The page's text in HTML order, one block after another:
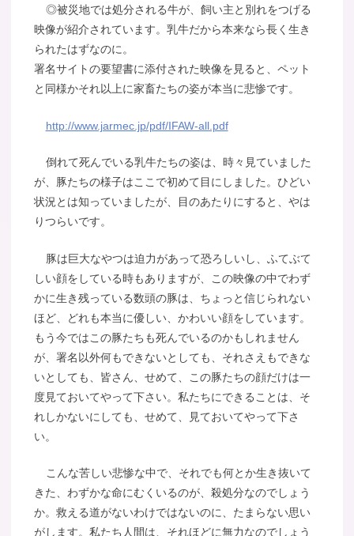
◎被災地では処分される牛が、飼い主と別れをつげる
映像が紹介されています。乳牛だから本来なら長く生き
られたはずなのに。
署名サイトの要望書に添付された映像を見ると、ペット
と同様かそれ以上に家畜たちの姿が本当に悲惨です。
http://www.jarmec.jp/pdf/IFAW-all.pdf
倒れて死んでいる乳牛たちの姿は、時々見ていました
が、豚たちの様子はここで初めて目にしました。ひどい
状況とは知っていましたが、目のあたりにすると、やは
りつらいです。
豚は巨大なやつは迫力があって恐ろしいし、ふてぶて
しい顔をしている時もありますが、この映像の中でわず
かに生き残っている数頭の豚は、ちょっと信じられない
ほど、どれも本当に優しい、かわいい顔をしています。
もう今ではこの豚たちも死んでいるのかもしれません
が、署名以外何もできないとしても、それさえもできな
いとしても、皆さん、せめて、この豚たちの顔だけは一
度見ておいてやって下さい。私たちにできることは、そ
れしかないにしても、せめて、見ておいてやって下さ
い。
こんな苦しい悲惨な中で、それでも何とか生き抜いて
きた、わずかな命にむくいるのが、殺処分なのでしょう
か。救える道がないわけではないのに、たまらない思い
がします。私たち人間は、それほどに無力なのでしょう